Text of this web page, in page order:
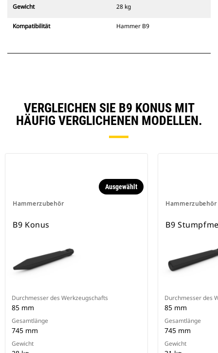
Gewicht 28 kg
Kompatibilität Hammer B9
VERGLEICHEN SIE B9 KONUS MIT
HÄUFIG VERGLICHENEN MODELLEN.
Hammerzubehör
Ausgewählt
B9 Konus
Durchmesser des Werkzeugschafts
85 mm
Gesamtlänge
745 mm
Gewicht
Hammerzubehör
B9
Durchmesser des
85 mm
Gesamtlänge
745 mm
Gewicht